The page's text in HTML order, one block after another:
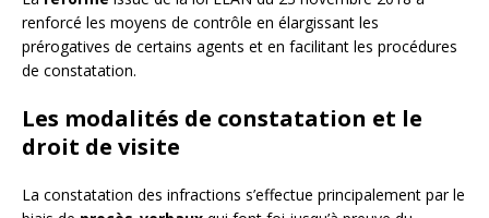
renforcé les moyens de contrôle en élargissant les
prérogatives de certains agents et en facilitant les procédures
de constatation.
Les modalités de constatation et le
droit de visite
La constatation des infractions s’effectue principalement par le